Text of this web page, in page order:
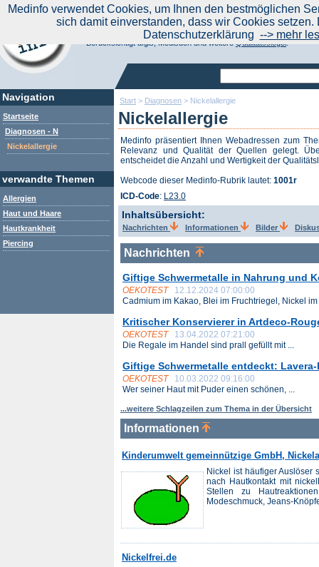
Start > Diagnosen > Nickelallergie
Nickelallergie
Medinfo präsentiert Ihnen Webadressen zum
Relevanz und Qualität der Quellen gelegt.
entscheidet die Anzahl und Wertigkeit der
Webcode dieser Medinfo-Rubrik lautet: 1001r
ICD-Code: L23.0
Inhaltsübersicht:
Nachrichten Informationen Bilder
Nachrichten
Giftige Schwermetalle in Nahrung und
OEKOTEST
12.12.2024 07:00:00
Cadmium im Kakao, Blei im Fruchtriegel, Nickel im
Kritischer Konservierer in Artdeco-
OEKOTEST
13.04.2022 07:21:00
Die Regale im Handel sind prall gefüllt mit ...
Giftige Schwermetalle entdeckt:
OEKOTEST
10.03.2022 09:16:00
Wer seiner Haut mit Puder einen schönen, ...
...weitere Schlagzeilen zum Thema in der Übersicht
Informationen
Kinderumwelt gemeinnützige GmbH,
Nickel ist häufiger Auslöser
nach Hautkontakt mit
Stellen zu
Modeschmuck, Jeans-
Nickelfrei.de
Navigation
Startseite
Diagnosen - N
Nickelallergie
verwandte Themen
Allergien
Haut und Haare
Hautkrankheit
Piercing
Aktuelle Nachrichten|
Suchen Sie noch oder Finden Sie schon?
Medinfo.de - Meta-Portal für Gesundheitsthemen
Berücksichtigt afgis, Medisuch und weitereQualitätssiegel.
Medinfo verwendet Cookies, um Ihnen den bestmöglichen
sich damit einverstanden, dass wir Cookies
Datenschutzerklärung --> mehr